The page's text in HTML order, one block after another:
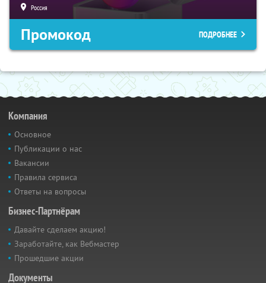
Россия
Промокод ПОДРОБНЕЕ
Компания
Основное
Публикации о нас
Вакансии
Правила сервиса
Ответы на вопросы
Бизнес-Партнёрам
Давайте сделаем акцию!
Заработайте, как Вебмастер
Прошедшие акции
Документы